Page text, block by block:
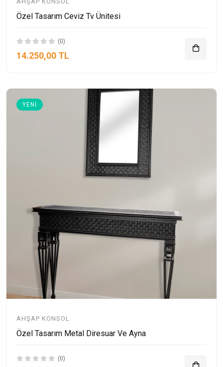
Özel Tasarım Ceviz Tv Ünitesi
(0)
14.250,00 TL
YENI
AHŞAP KONSOL
Özel Tasarım Metal Diresuar Ve Ayna
(0)